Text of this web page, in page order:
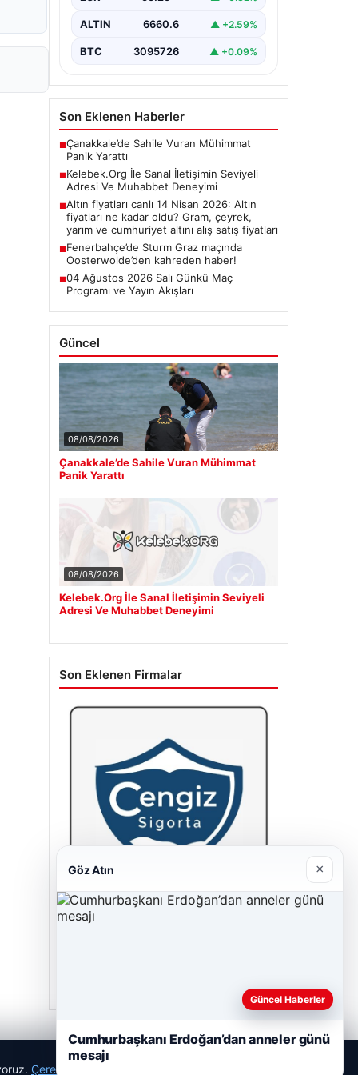
ALTIN 6660.6 ▲ +2.59%
BTC 3095726 ▲ +0.09%
Son Eklenen Haberler
■Çanakkale’de Sahile Vuran Mühimmat
Panik Yarattı
■Kelebek.Org İle Sanal İletişimin Seviyeli
Adresi Ve Muhabbet Deneyimi
■Altın fiyatları canlı 14 Nisan 2026: Altın
fiyatları ne kadar oldu? Gram, çeyrek,
yarım ve cumhuriyet altını alış satış fiyatları
■Fenerbahçe’de Sturm Graz maçında
Oosterwolde’den kahreden haber!
■04 Ağustos 2026 Salı Günkü Maç
Programı ve Yayın Akışları
Güncel
08/08/2026
Çanakkale’de Sahile Vuran Mühimmat
Panik Yarattı
08/08/2026
Kelebek.Org İle Sanal İletişimin Seviyeli
Adresi Ve Muhabbet Deneyimi
Son Eklenen Firmalar
Çerez Politikamız
Göz Atın ×
Güncel Haberler
Cumhurbaşkanı Erdoğan’dan anneler günü
mesajı